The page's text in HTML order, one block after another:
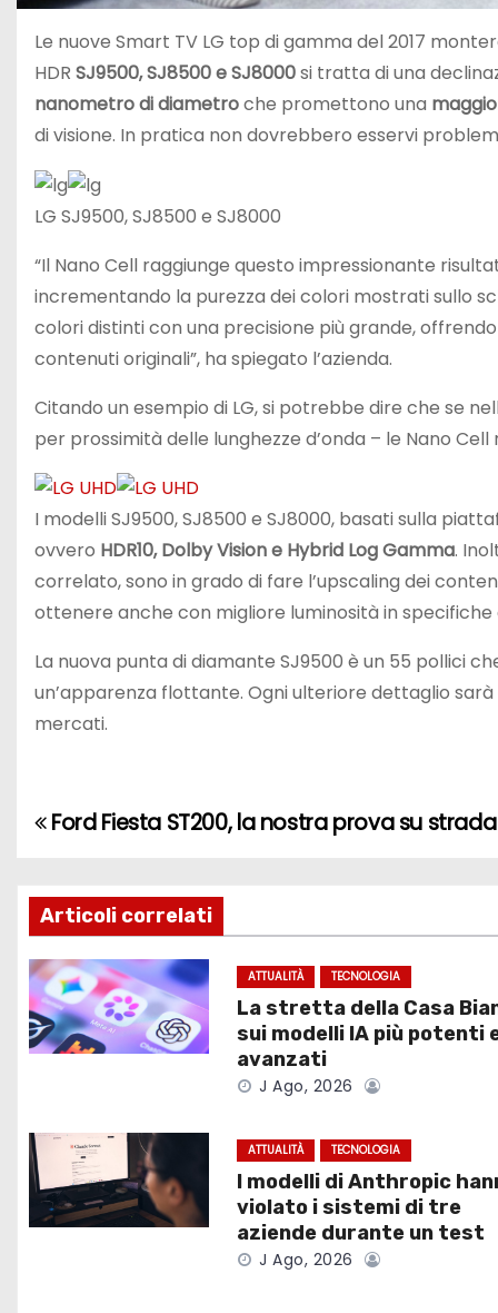
Le nuove Smart TV LG top di gamma del 2017
HDR SJ9500, SJ8500 e SJ8000si tratta di una
nanometro di diametroche promettono una
di visione. In pratica non dovrebbero esservi
LG SJ9500, SJ8500 e SJ8000
“Il Nano Cell raggiunge questo impressionante
incrementando la purezza dei colori mostrati sullo
colori distinti con una precisione più grande,
contenuti originali”, ha spiegato l’azienda.
Citando un esempio di LG, si potrebbe dire che se
per prossimità delle lunghezze d’onda – le Nano
I modelli SJ9500, SJ8500 e SJ8000, basati sulla
ovvero HDR10, Dolby Vision e Hybrid Log Gamma.
correlato, sono in grado di fare l’upscaling dei
ottenere anche con migliore luminosità in
La nuova punta di diamante SJ9500 è un 55 pollici
un’apparenza flottante. Ogni ulteriore dettaglio
mercati.
N
v
i
g
a
i
o
Ford Fiesta ST200, la nostra prova su strada
Articoli correlati
ATTUALITÀ TECNOLOGIA
La stretta della Casa
sui modelli IA più potenti
avanzati
J Ago, 2026
ATTUALITÀ TECNOLOGIA
I modelli di Anthropic
violato i sistemi di tre
aziende durante un test
J Ago, 2026